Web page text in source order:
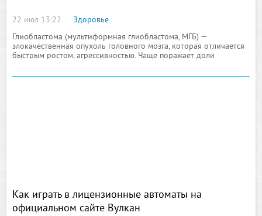
22 июл 13:22
Здоровье
Глиобластома (мультиформная глиобластома, МГБ) —
злокачественная опухоль головного мозга, которая отличается
быстрым ростом, агрессивностью. Чаще поражает доли
что в большинстве случаях диагностируется на поздних
Как играть в лицензионные автоматы на
официальном сайте Вулкан